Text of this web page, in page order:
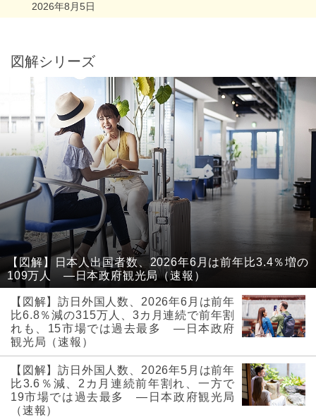
2026年8月5日
図解シリーズ
【図解】日本人出国者数、2026年6月は前年比3.4％増の
109万人 ―日本政府観光局（速報）
【図解】訪日外国人数、2026年6月は前年
比6.8％減の315万人、3カ月連続で前年割
れも、15市場では過去最多 ―日本政府
観光局（速報）
【図解】訪日外国人数、2026年5月は前年
比3.6％減、2カ月連続前年割れ、一方で
19市場では過去最多 ―日本政府観光局
（速報）